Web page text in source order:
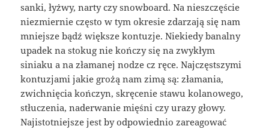
sanki, łyżwy, narty czy snowboard. Na nieszczęście
niezmiernie często w tym okresie zdarzają się nam
mniejsze bądź większe kontuzje. Niekiedy banalny
upadek na stokug nie kończy się na zwykłym
siniaku a na złamanej nodze cz ręce. Najczęstszymi
kontuzjami jakie grożą nam zimą są: złamania,
zwichnięcia kończyn, skręcenie stawu kolanowego,
stłuczenia, naderwanie mięśni czy urazy głowy.
Najistotniejsze jest by odpowiednio zareagować